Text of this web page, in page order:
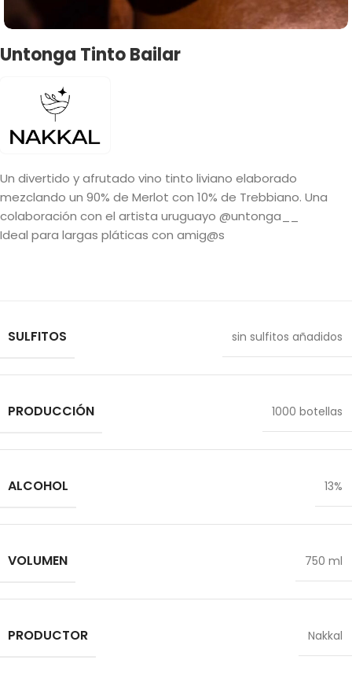
Untonga Tinto Bailar
Un divertido y afrutado vino tinto liviano elaborado
mezclando un 90% de Merlot con 10% de Trebbiano. Una
colaboración con el artista uruguayo @untonga__
Ideal para largas pláticas con amig@s
SULFITOS sin sulfitos añadidos
PRODUCCIÓN 1000 botellas
ALCOHOL 13%
VOLUMEN 750 ml
PRODUCTOR Nakkal